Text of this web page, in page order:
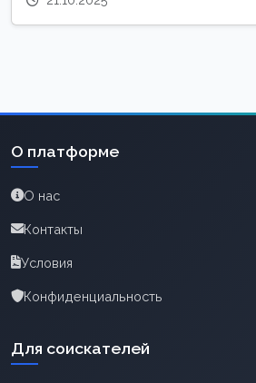
О платформе
О нас
Контакты
Условия
Конфиденциальность
Для соискателей